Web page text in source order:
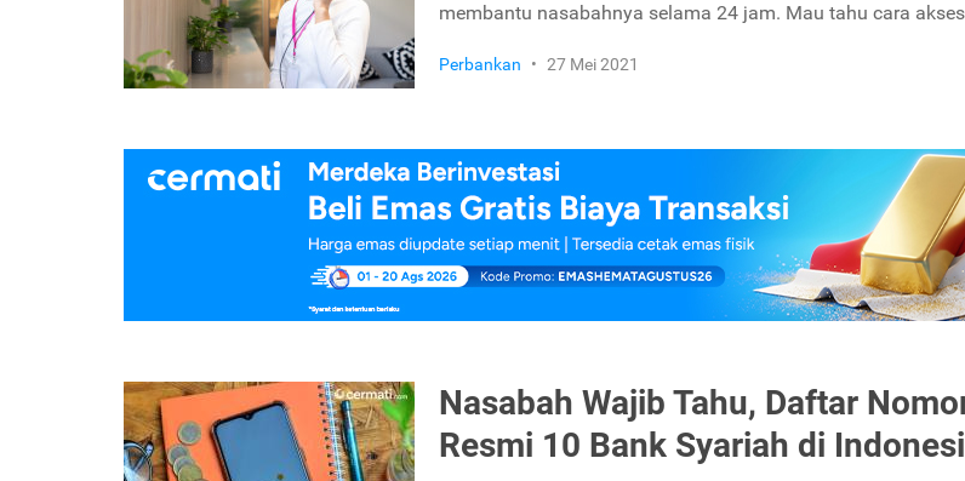
membantu nasabahnya selama 24 jam. Mau tahu cara
Perbankan • 27 Mei 2021
Nasabah Wajib Tahu, Daftar
Resmi 10 Bank Syariah di